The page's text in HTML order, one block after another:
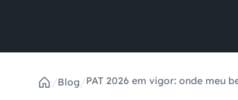
/Blog/PAT 2026 em vigor: onde meu